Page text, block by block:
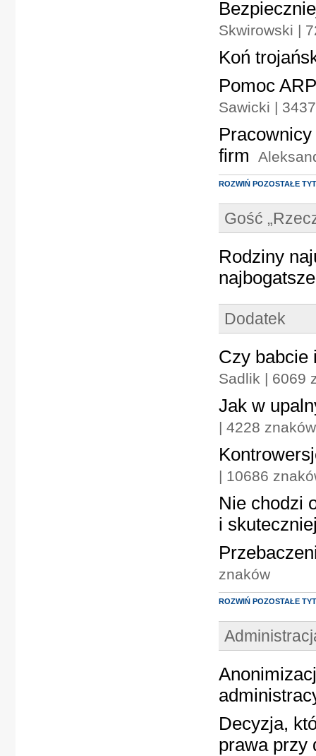
Skwirowski |
Koń
Pomoc
Sawicki |
firm
ROZWIŃ POZOSTAŁE
Gość
Rodziny
najbogatsze
Dodatek
Czy babcie
Sadlik | 6069
Jak w
| 4228 znaków
| 10686
Nie chodzi
i
znaków
ROZWIŃ POZOSTAŁE
Decyzja,
prawa przy